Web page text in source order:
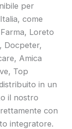
per
come
Loreto
Docpeter,
Amica
Top
in un
il nostro
con
integratore.